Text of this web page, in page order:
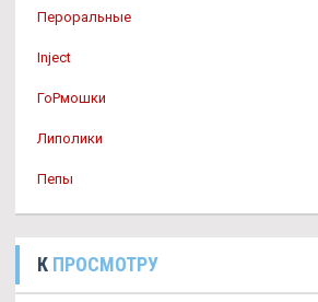
Пероральные
Inject
ГоРмошки
Липолики
Пепы
К ПРОСМОТРУ